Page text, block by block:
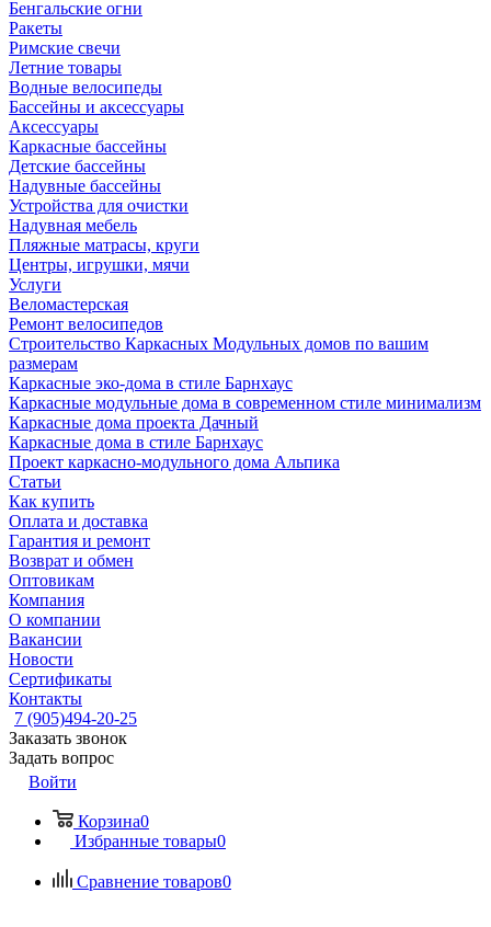
Бенгальские огни
Ракеты
Римские свечи
Летние товары
Водные велосипеды
Бассейны и аксессуары
Аксессуары
Каркасные бассейны
Детские бассейны
Надувные бассейны
Устройства для очистки
Надувная мебель
Пляжные матрасы, круги
Центры, игрушки, мячи
Услуги
Веломастерская
Ремонт велосипедов
Строительство Каркасных Модульных домов по вашим
размерам
Каркасные эко-дома в стиле Барнхаус
Каркасные модульные дома в современном стиле минимализм
Каркасные дома проекта Дачный
Каркасные дома в стиле Барнхаус
Проект каркасно-модульного дома Альпика
Статьи
Как купить
Оплата и доставка
Гарантия и ремонт
Возврат и обмен
Оптовикам
Компания
О компании
Вакансии
Новости
Сертификаты
Контакты
7 (905)494-20-25
Заказать звонок
Задать вопрос
Войти
Корзина0
Избранные товары0
Сравнение товаров0